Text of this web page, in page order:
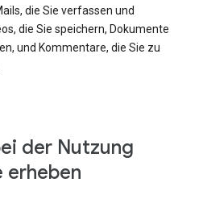
die Sie verfassen und
die Sie speichern, Dokumente
und Kommentare, die Sie zu
der Nutzung
erheben